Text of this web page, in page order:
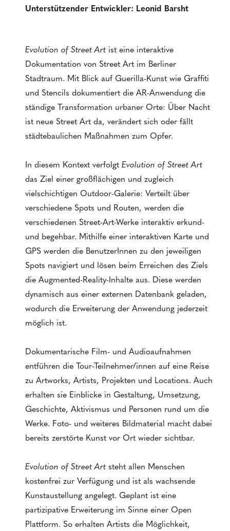
Unterstützender Entwickler: Leonid Barsht
Evolution of Street Art ist eine interaktive
Dokumentation von Street Art im Berliner
Stadtraum. Mit Blick auf Guerilla-Kunst wie Graffiti
und Stencils dokumentiert die AR-Anwendung die
ständige Transformation urbaner Orte: Über Nacht
ist neue Street Art da, verändert sich oder fällt
städtebaulichen Maßnahmen zum Opfer.
In diesem Kontext verfolgtEvolution of Street Art
das Ziel einer großflächigen und zugleich
vielschichtigen Outdoor-Galerie: Verteilt über
verschiedene Spots und Routen, werden die
verschiedenen Street-Art-Werke interaktiv erkund-
und begehbar. Mithilfe einer interaktiven Karte und
GPS werden die BenutzerInnen zu den jeweiligen
Spots navigiert und lösen beim Erreichen des Ziels
die Augmented-Reality-Inhalte aus. Diese werden
dynamisch aus einer externen Datenbank geladen,
wodurch die Erweiterung der Anwendung jederzeit
möglich ist.
Dokumentarische Film- und Audioaufnahmen
entführen die Tour-Teilnehmer/innen auf eine Reise
zu Artworks, Artists, Projekten und Locations. Auch
erhalten sie Einblicke in Gestaltung, Umsetzung,
Geschichte, Aktivismus und Personen rund um die
Werke. Foto- und weiteres Bildmaterial macht dabei
bereits zerstörte Kunst vor Ort wieder sichtbar.
Evolution of Street Art steht allen Menschen
kostenfrei zur Verfügung und ist als wachsende
Kunstaustellung angelegt. Geplant ist eine
partizipative Erweiterung im Sinne einer Open
Plattform. So erhalten Artists die Möglichkeit,